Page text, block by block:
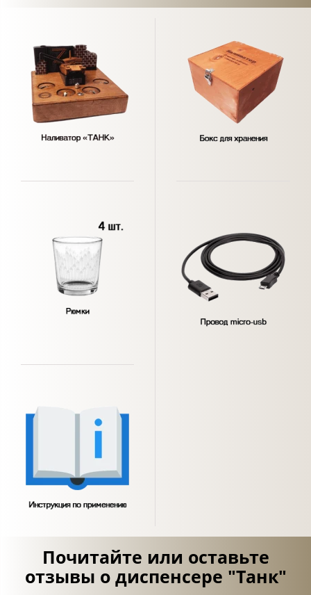
Почитайте или оставьте
отзывы о диспенсере "Танк"